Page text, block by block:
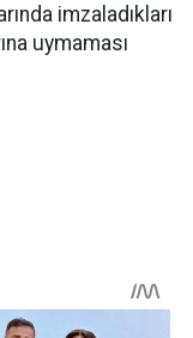
imzaladıkları
uymaması